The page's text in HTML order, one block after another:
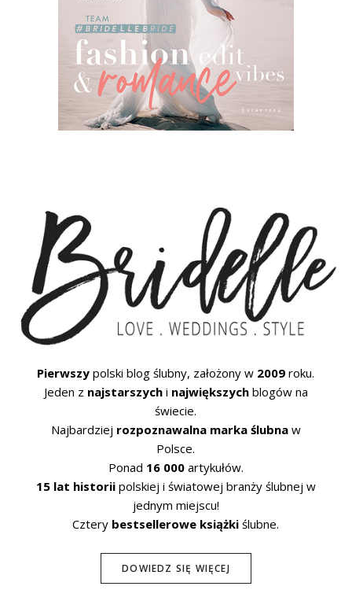
Pierwszy polski blog ślubny, założony w 2009 roku.
Jeden z najstarszychi największychblogów na
świecie.
Najbardziej rozpoznawalna marka ślubnaw
Polsce.
Ponad 16 000artykułów.
15 lat historiipolskiej i światowej branży ślubnej w
jednym miejscu!
Cztery bestsellerowe książki ślubne.
DOWIEDZ SIĘ WIĘCEJ